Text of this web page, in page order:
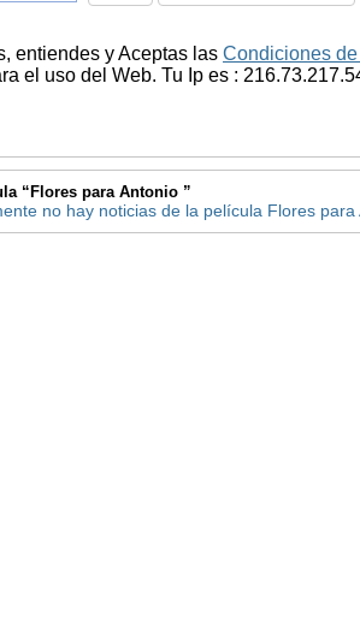
entiendes y Aceptas las Condiciones
el uso del Web. Tu Ip es :
“Flores para Antonio ”
no hay noticias de la película Flores para